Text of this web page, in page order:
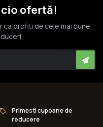
ofertă!
ca profiti de cele mai bune
Primesti cupoane de
reducere